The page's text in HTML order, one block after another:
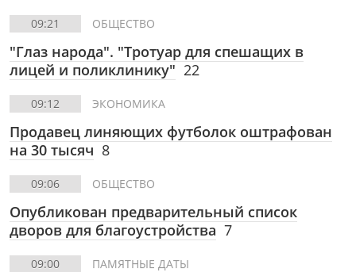
09:21 ОБЩЕСТВО
"Глаз народа". "Тротуар для спешащих в
лицей и поликлинику" 22
09:12 ЭКОНОМИКА
Продавец линяющих футболок оштрафован
на 30 тысяч 8
09:06 ОБЩЕСТВО
Опубликован предварительный список
дворов для благоустройства 7
09:00 ПАМЯТНЫЕ ДАТЫ